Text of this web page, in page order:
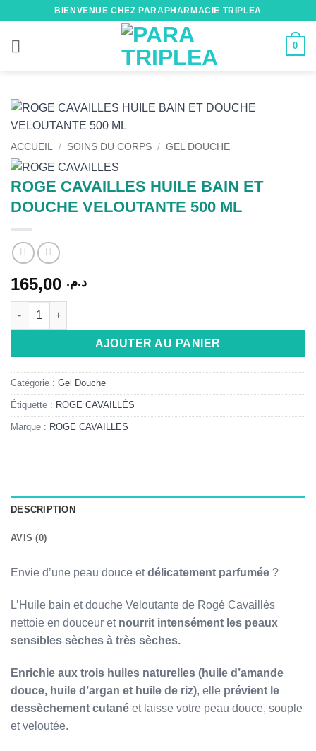
contenu
BIENVENUE CHEZ PARAPHARMACIE TRIPLEA
0
ACCUEIL / SOINS DU CORPS / GEL DOUCHE
ROGE CAVAILLES HUILE BAIN ET
DOUCHE VELOUTANTE 500 ML
د.م.
quantité de ROGE CAVAILLES HUILE BAIN ET DOUCHE
AJOUTER AU PANIER
Alternative:
Catégorie : Gel Douche
Étiquette : ROGE CAVAILLÉS
Marque : ROGE CAVAILLES
DESCRIPTION
AVIS (0)
Envie d’une peau douce etdélicatement parfumée ?
L’Huile bain et douche Veloutante de Rogé Cavaillès
nettoie en douceur et nourrit intensément les peaux
sensibles sèches à très sèches.
Enrichie aux trois huiles naturelles (huile d’amande
douce, huile d’argan et huile de riz), elle prévient le
dessèchement cutané et laisse votre peau douce, souple
et veloutée.